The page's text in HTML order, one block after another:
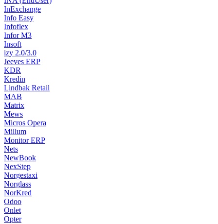
InExchange
Info Easy
Infoflex
Infor M3
Insoft
izy 2.0/3.0
Jeeves ERP
KDR
Kredin
Lindbak Retail
MAB
Matrix
Mews
Micros Opera
Millum
Monitor ERP
Nets
NewBook
NexStep
Norgestaxi
Norglass
NorKred
Odoo
Onlet
Opter